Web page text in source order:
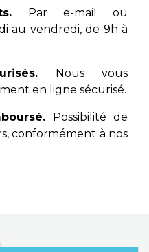
Par e-mail ou
au vendredi, de 9h à
Nous vous
en ligne sécurisé.
Possibilité de
conformément à nos